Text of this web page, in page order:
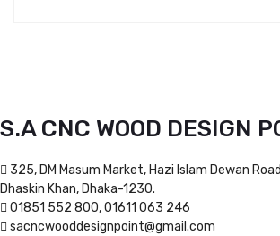
S.A CNC WOOD DESIGN
325, DM Masum Market, Hazi Islam Dewan
Dhaskin Khan, Dhaka-1230.
01851 552 800, 01611 063 246
sacncwooddesignpoint@gmail.com